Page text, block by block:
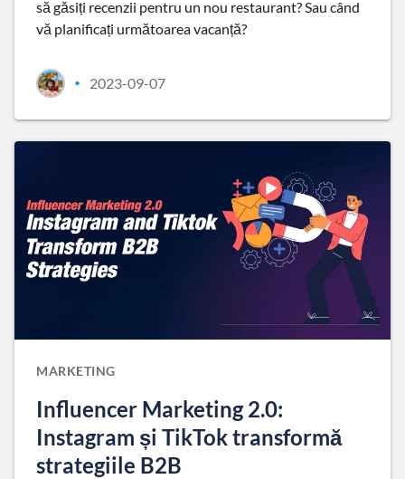
să găsiți recenzii pentru un nou restaurant? Sau când
vă planificați următoarea vacanță?
• 2023-09-07
MARKETING
Influencer Marketing 2.0:
Instagram și TikTok transformă
strategiile B2B